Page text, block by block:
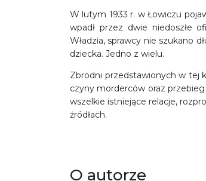
W lutym 1933 r. w Łowiczu
wpadł przez dwie niedoszłe
Władzia, sprawcy nie szukano
dziecka. Jedno z wielu.
Zbrodni przedstawionych w tej
czyny morderców oraz
wszelkie istniejące relacje,
źródłach.
O autorze